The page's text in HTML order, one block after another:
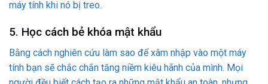
máy tính khi nó bị treo.
5. Học cách bẻ khóa mật khẩu
Bằng cách nghiên cứu làm sao để xâm nhập vào một máy
tính bạn sẽ chắc chắn tăng niềm kiêu hãnh của mình. Mọi